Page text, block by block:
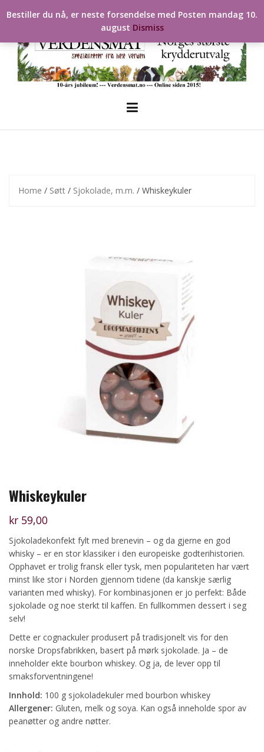
to
Home / Søtt / Sjokolade, m.m. / Whiskeykuler
Whiskeykuler
kr 59,00
Sjokoladekonfekt fylt med brenevin – og da gjerne en god
whisky – er en stor klassiker i den europeiske godterihistorien.
Opphavet er trolig fransk eller tysk, men populariteten har vært
minst like stor i Norden gjennom tidene (da kanskje særlig
varianten med whisky). For kombinasjonen er jo perfekt: Både
sjokolade og noe sterkt til kaffen. En fullkommen dessert i seg
selv!
Dette er cognackuler produsert på tradisjonelt vis for den
norske Dropsfabrikken, basert på mørk sjokolade. Ja – de
inneholder ekte bourbon whiskey. Og ja, de lever opp til
smaksforventningene!
Innhold: 100 g sjokoladekuler med bourbon whiskey
Allergener: Gluten, melk og soya. Kan også inneholde spor av
peanøtter og andre nøtter.
Bestiller du nå, er neste forsendelse med Posten mandag 10.
august Dismiss